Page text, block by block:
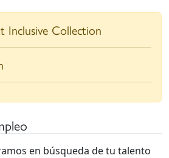
Collection
en búsqueda de tu talento